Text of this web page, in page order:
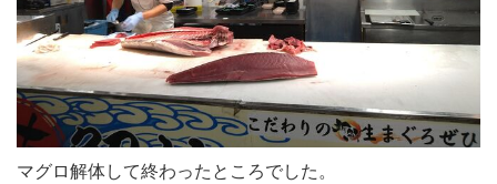
マグロ解体して終わったところでした。